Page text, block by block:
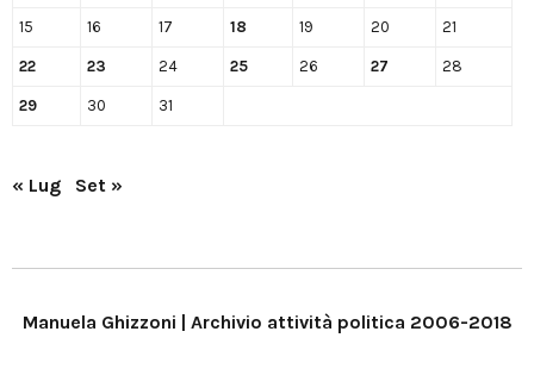
15 16 17 18 19 20 21
22 23 24 25 26 27 28
29 30 31
« Lug Set »
Manuela Ghizzoni | Archivio attività politica 2006-2018